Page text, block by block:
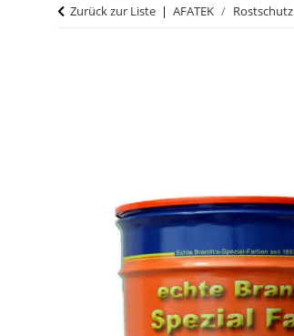
Zurück zur Liste AFATEK Rostschutz